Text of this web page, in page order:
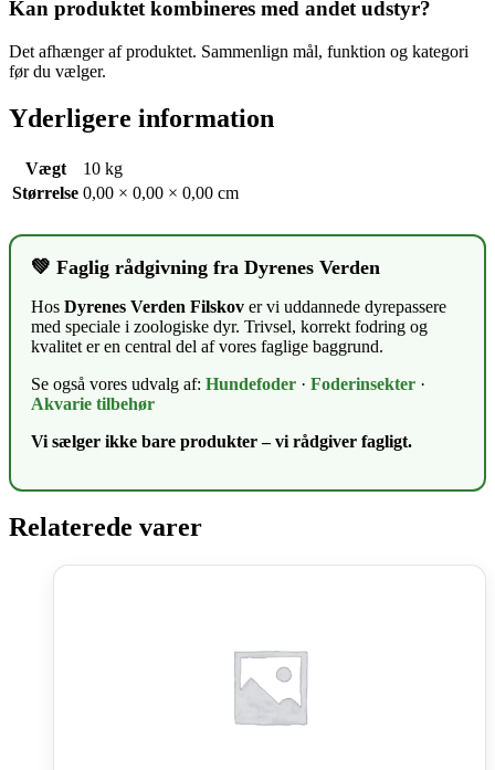
Kan produktet kombineres med andet udstyr?
Det afhænger af produktet. Sammenlign mål, funktion og kategori
før du vælger.
Yderligere information
Vægt
10 kg
Størrelse 0,00 × 0,00 × 0,00 cm
💚 Faglig rådgivning fra Dyrenes Verden
Hos Dyrenes Verden Filskov er vi uddannede dyrepassere
med speciale i zoologiske dyr. Trivsel, korrekt fodring og
kvalitet er en central del af vores faglige baggrund.
Se også vores udvalg af: Hundefoder · Foderinsekter ·
Akvarie tilbehør
Vi sælger ikke bare produkter – vi rådgiver fagligt.
Relaterede varer